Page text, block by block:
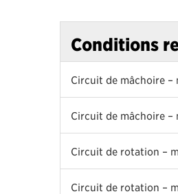
Conditions
Circuit de mâchoire –
Circuit de mâchoire
Circuit de rotation –
Circuit de rotation –